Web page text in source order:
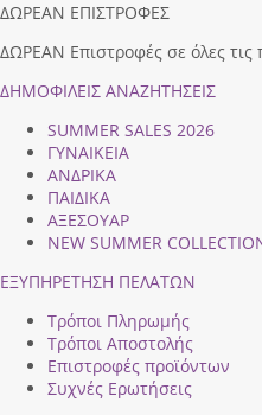
ΔΩΡΕΑΝ ΕΠΙΣΤΡΟΦΕΣ
ΔΩΡΕΑΝ Επιστροφές σε όλες τις
ΔΗΜΟΦΙΛEIΣ ΑΝΑΖΗΤΗΣΕΙΣ
SUMMER SALES 2026
ΓΥΝΑΙΚΕΙΑ
ΑΝΔΡΙΚΑ
ΠΑΙΔΙΚΑ
ΑΞΕΣΟΥΑΡ
NEW SUMMER
ΕΞΥΠΗΡΕΤΗΣΗ ΠΕΛΑΤΩΝ
Τρόποι Πληρωμής
Τρόποι Αποστολής
Επιστροφές προϊόντων
Συχνές Ερωτήσεις